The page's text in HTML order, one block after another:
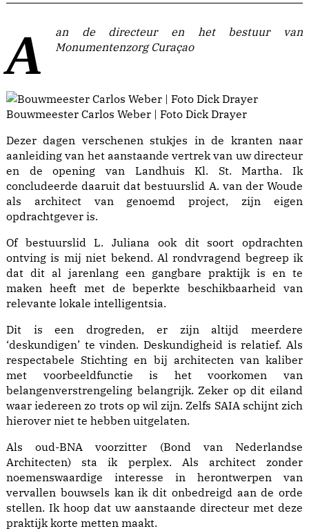
Aan de directeur en het bestuur van Monumentenzorg Curaçao
Bouwmeester Carlos Weber | Foto Dick Drayer
Dezer dagen verschenen stukjes in de kranten naar
aanleiding van het aanstaande vertrek van uw directeur
en de opening van Landhuis Kl. St. Martha. Ik
concludeerde daaruit dat bestuurslid A. van der Woude
als architect van genoemd project, zijn eigen
opdrachtgever is.
Of bestuurslid L. Juliana ook dit soort opdrachten
ontving is mij niet bekend. Al rondvragend begreep ik
dat dit al jarenlang een gangbare praktijk is en te
maken heeft met de beperkte beschikbaarheid van
relevante lokale intelligentsia.
Dit is een drogreden, er zijn altijd meerdere
‘deskundigen’ te vinden. Deskundigheid is relatief. Als
respectabele Stichting en bij architecten van kaliber
met voorbeeldfunctie is het voorkomen van
belangenverstrengeling belangrijk. Zeker op dit eiland
waar iedereen zo trots op wil zijn. Zelfs SAIA schijnt zich
hierover niet te hebben uitgelaten.
Als oud-BNA voorzitter (Bond van Nederlandse
Architecten) sta ik perplex. Als architect zonder
noemenswaardige interesse in herontwerpen van
vervallen bouwsels kan ik dit onbedreigd aan de orde
stellen. Ik hoop dat uw aanstaande directeur met deze
praktijk korte metten maakt.